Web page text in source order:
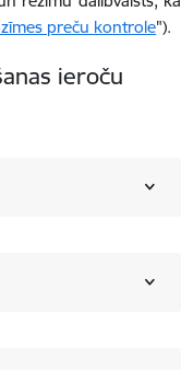
preču kontrole").
ieroču